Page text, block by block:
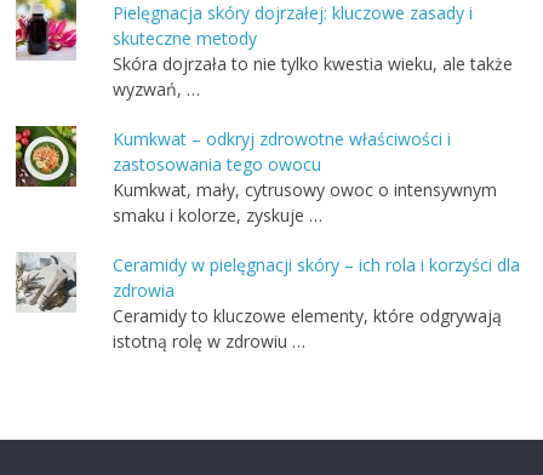
Pielęgnacja skóry dojrzałej: kluczowe zasady i
skuteczne metody
Skóra dojrzała to nie tylko kwestia wieku, ale także
wyzwań, …
Kumkwat – odkryj zdrowotne właściwości i
zastosowania tego owocu
Kumkwat, mały, cytrusowy owoc o intensywnym
smaku i kolorze, zyskuje …
Ceramidy w pielęgnacji skóry – ich rola i korzyści dla
zdrowia
Ceramidy to kluczowe elementy, które odgrywają
istotną rolę w zdrowiu …